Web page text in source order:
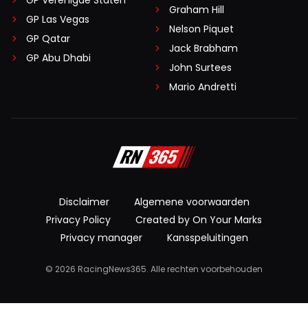
GP Las Vegas
GP Qatar
GP Abu Dhabi
Graham Hill
Nelson Piquet
Jack Brabham
John Surtees
Mario Andretti
Disclaimer
Algemene voorwaarden
Privacy Policy
Created by On Your Marks
Privacy manager
Kansspeluitingen
© 2026 RacingNews365. Alle rechten voorbehouden